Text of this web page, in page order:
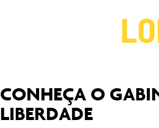
CONHEÇA O
LIBERDADE